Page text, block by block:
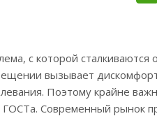
с которой
вызывает
Поэтому крайне
Современный рынок